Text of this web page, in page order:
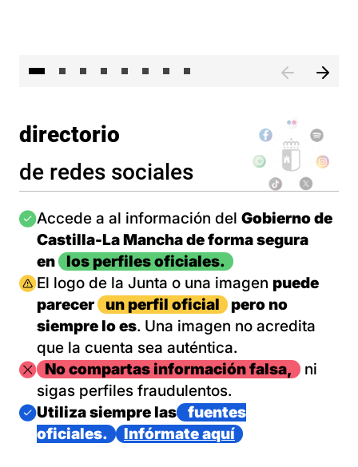
directorio
de redes sociales
Imagen
Accede a al información del Gobierno de
Castilla-La Mancha de forma segura
en
los perfiles oficiales.
Imagen
El logo de la Junta o una imagen puede
parecer
un perfil oficial
pero no
siempre lo es. Una imagen no acredita
que la cuenta sea auténtica.
ImagenNo compartas información falsa,
ni
sigas perfiles fraudulentos.
Imagen
Utiliza siempre las
fuentes
oficiales.
Infórmate aquí